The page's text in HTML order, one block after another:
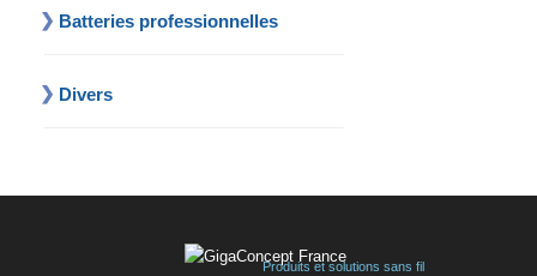
Batteries professionnelles
Divers
Produits et solutions sans fil